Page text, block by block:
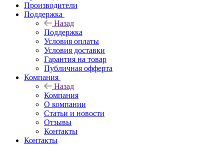
Производители
Поддержка
Назад
Поддержка
Условия оплаты
Условия доставки
Гарантия на товар
Публичная офферта
Компания
Назад
Компания
О компании
Статьи и новости
Отзывы
Контакты
Контакты